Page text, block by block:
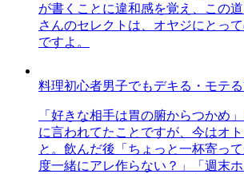
が書くことに違和感を覚え、この
さんのセレクトは、オヤジにとっ
ですよ。
料理初心者男子でもデキる・モテ
「好きな相手は胃の腑からつかめ
に言われてたことですが、今はオ
と。飲んだ後「ちょっと一杯寄っ
度一緒にアレ作らない？」「週末